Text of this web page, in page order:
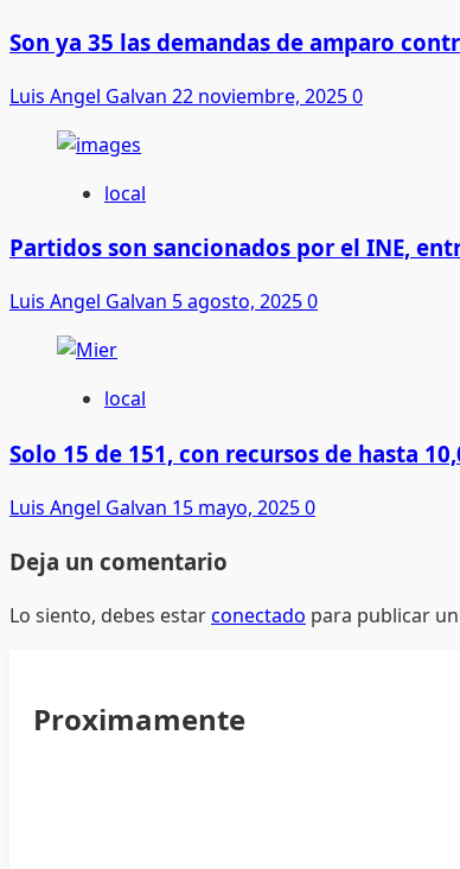
Son ya 35 las demandas de amparo
Luis Angel Galvan 22 noviembre, 20250
local
Partidos son sancionados por el INE,
Luis Angel Galvan 5 agosto, 20250
local
Solo 15 de 151, con recursos de hasta
Luis Angel Galvan 15 mayo, 20250
Deja un comentario
Lo siento, debes estarconectado para publicar
Proximamente